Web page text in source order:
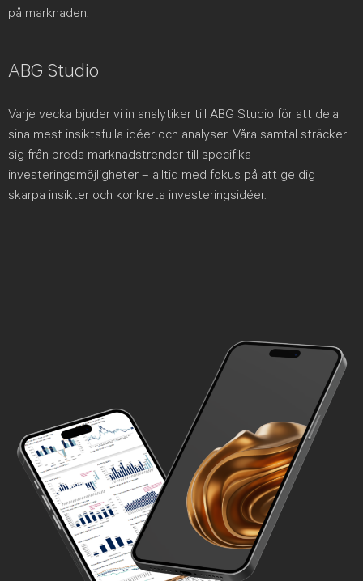
på marknaden.
ABG Studio
Varje vecka bjuder vi in analytiker till ABG Studio för att dela
sina mest insiktsfulla idéer och analyser. Våra samtal sträcker
sig från breda marknadstrender till specifika
investeringsmöjligheter – alltid med fokus på att ge dig
skarpa insikter och konkreta investeringsidéer.